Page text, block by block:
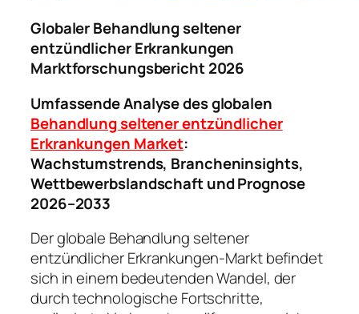
Globaler Behandlung seltener
entzündlicher Erkrankungen
Marktforschungsbericht 2026
Umfassende Analyse des globalen
Behandlung seltener entzündlicher
Erkrankungen Market:
Wachstumstrends, Brancheninsights,
Wettbewerbslandschaft und Prognose
2026–2033
Der globale Behandlung seltener
entzündlicher Erkrankungen-Markt befindet
sich in einem bedeutenden Wandel, der
durch technologische Fortschritte,